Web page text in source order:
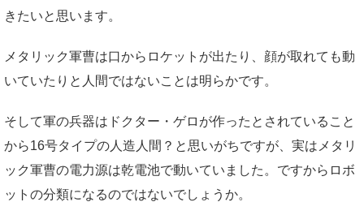
きたいと思います。
メタリック軍曹は口からロケットが出たり、顔が取れても動
いていたりと人間ではないことは明らかです。
そして軍の兵器はドクター・ゲロが作ったとされていること
から16号タイプの人造人間？と思いがちですが、実はメタリ
ック軍曹の電力源は乾電池で動いていました。ですからロボ
ットの分類になるのではないでしょうか。